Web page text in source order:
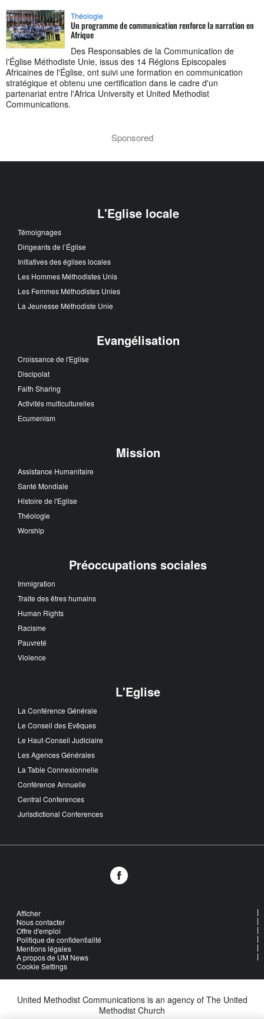
Théologie
Un programme de communication renforce la narration en
Afrique
Des Responsables de la Communication de
l'Église Méthodiste Unie, issus des 14 Régions Episcopales
Africaines de l'Église, ont suivi une formation en communication
stratégique et obtenu une certification dans le cadre d'un
partenariat entre l'Africa University et United Methodist
Communications.
Sponsored
L'Eglise locale
Témoignages
Dirigeants de l’Église
Initiatives des églises locales
Les Hommes Méthodistes Unis
Les Femmes Méthodistes Unies
La Jeunesse Méthodiste Unie
Evangélisation
Croissance de l'Eglise
Discipolat
Faith Sharing
Activités multiculturelles
Ecumenism
Mission
Assistance Humanitaire
Santé Mondiale
Histoire de l'Eglise
Théologie
Worship
Préoccupations sociales
Immigration
Traite des êtres humains
Human Rights
Racisme
Pauvreté
Violence
L'Eglise
La Conférence Générale
Le Conseil des Evêques
Le Haut-Conseil Judiciaire
Les Agences Générales
La Table Connexionnelle
Conférence Annuelle
Central Conferences
Jurisdictional Conferences
Afficher
Nous contacter
Offre d'emploi
Politique de confidentialité
Mentions légales
A propos de UM News
Cookie Settings
United Methodist Communications is an agency of The United
Methodist Church